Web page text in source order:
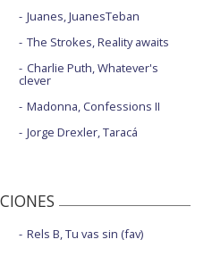
Juanes, JuanesTeban
The Strokes, Reality awaits
Charlie Puth, Whatever's
clever
Madonna, Confessions II
Jorge Drexler, Taracá
Rels B, Tu vas sin (fav)